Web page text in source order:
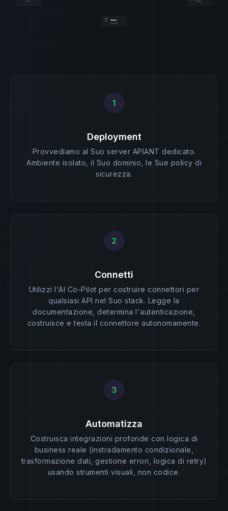
1
Deployment
Provvediamo al Suo server APIANT dedicato.
Ambiente isolato, il Suo dominio, le Sue policy di
sicurezza.
2
Connetti
Utilizzi l'AI Co-Pilot per costruire connettori per
qualsiasi API nel Suo stack. Legge la
documentazione, determina l'autenticazione,
costruisce e testa il connettore autonomamente.
3
Automatizza
Costruisca integrazioni profonde con logica di
business reale (instradamento condizionale,
trasformazione dati, gestione errori, logica di retry)
usando strumenti visuali, non codice.